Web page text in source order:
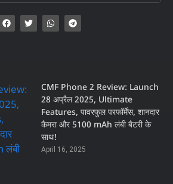
CMF Phone 2 Review: Launch
28 अप्रैल 2025, Ultimate
Features, पावरफुल परफॉर्मेंस, शानदार
कैमरा और 5100 mAh लंबी बैटरी के
साथ!
April 16, 2025